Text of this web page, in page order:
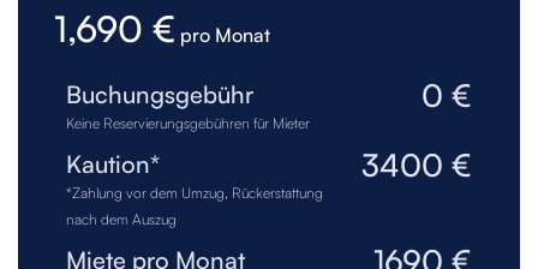
1,690 € pro Monat
Buchungsgebühr 0 €
Keine Reservierungsgebühren für Mieter
Kaution* 3400 €
*Zahlung vor dem Umzug, Rückerstattung
nach dem Auszug
Miete pro Monat 1690 €